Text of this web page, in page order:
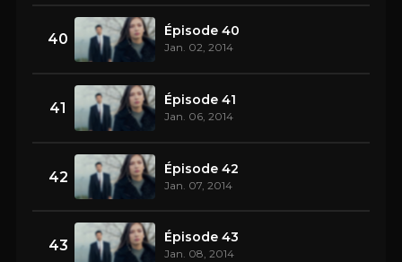
40 Épisode 40
Jan. 02, 2014
41 Épisode 41
Jan. 06, 2014
42 Épisode 42
Jan. 07, 2014
43 Épisode 43
Jan. 08, 2014